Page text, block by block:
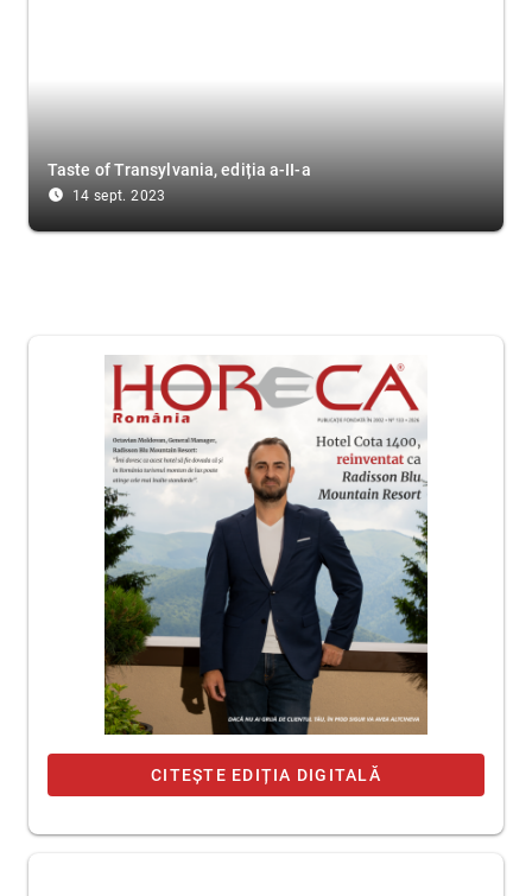
Taste of Transylvania, ediția a-II-a
access_time_filled 14 sept. 2023
CITEȘTE EDIȚIA DIGITALĂ